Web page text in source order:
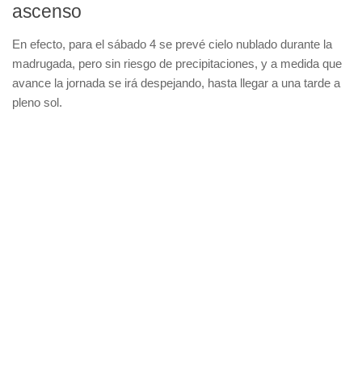
ascenso
En efecto, para el sábado 4 se prevé cielo nublado durante la
madrugada, pero sin riesgo de precipitaciones, y a medida que
avance la jornada se irá despejando, hasta llegar a una tarde a
pleno sol.